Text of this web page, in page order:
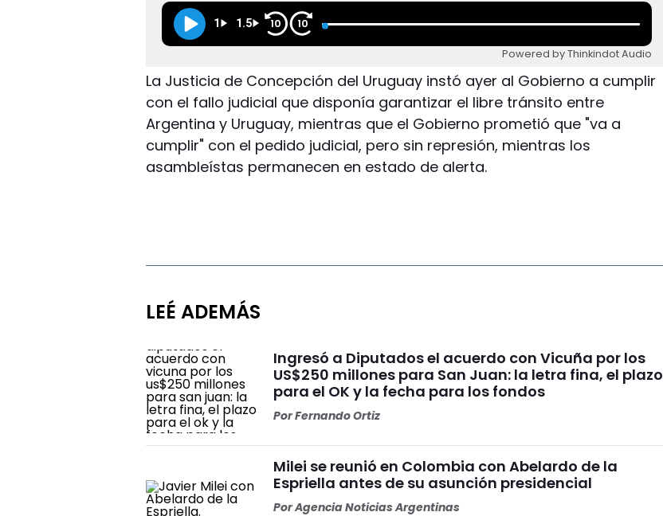
1 1.5 10 10
Powered by Thinkindot Audio
La Justicia de Concepción del Uruguay instó ayer al Gobierno a cumplir
con el fallo judicial que disponía garantizar el libre tránsito entre
Argentina y Uruguay, mientras que el Gobierno prometió que "va a
cumplir" con el pedido judicial, pero sin represión, mientras los
asambleístas permanecen en estado de alerta.
LEÉ ADEMÁS
Ingresó a Diputados el acuerdo con Vicuña por los
US$250 millones para San Juan: la letra fina, el plazo
para el OK y la fecha para los fondos
PorFernando Ortiz
Milei se reunió en Colombia con Abelardo de la
Espriella antes de su asunción presidencial
PorAgencia Noticias Argentinas